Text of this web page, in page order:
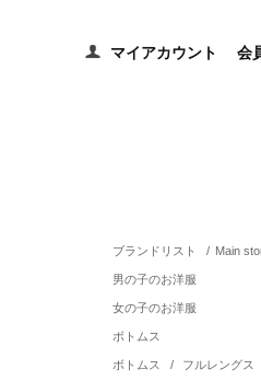
マイアカウント 会
ブランドリスト / Main
男の子のお洋服
女の子のお洋服
ボトムス
ボトムス / フルレングス